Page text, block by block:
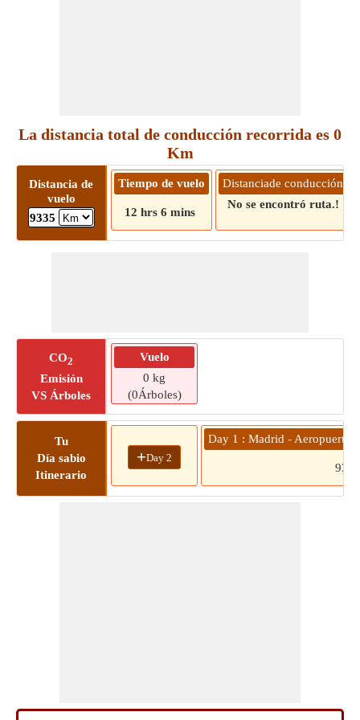
La distancia total de conducción recorrida es 0
Km
Distancia de
vuelo
9335
Tiempo de vuelo
12 hrs 6 mins
Distanciade conducción
No se encontró ruta.!
CO2
Emisión
VS Árboles
Vuelo
0 kg
(0Árboles)
Tu
Día sabio
Itinerario
+Day 2
Day 1 : Madrid - Aeropuerto